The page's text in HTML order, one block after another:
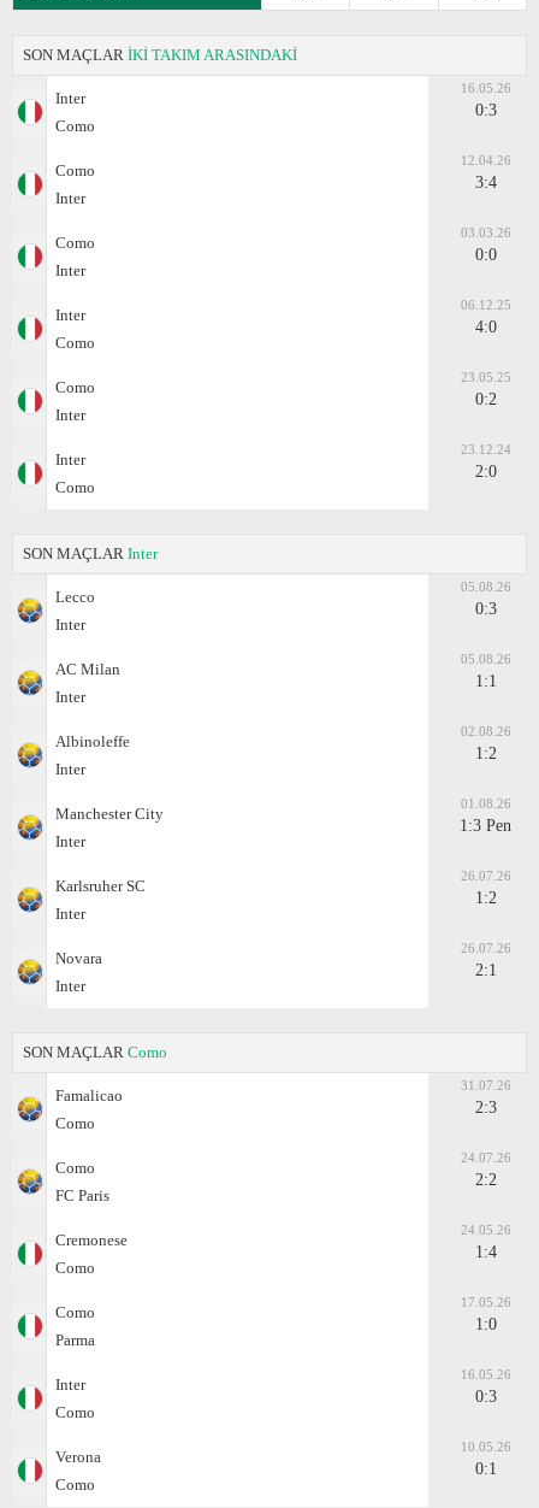
SON MAÇLAR İKİ TAKIM ARASINDAKİ
Inter
Como
16.05.26
0:3
Como
Inter
12.04.26
3:4
Como
Inter
03.03.26
0:0
Inter
Como
06.12.25
4:0
Como
Inter
23.05.25
0:2
Inter
Como
23.12.24
2:0
SON MAÇLAR Inter
Lecco
Inter
05.08.26
0:3
AC Milan
Inter
05.08.26
1:1
Albinoleffe
Inter
02.08.26
1:2
Manchester City
Inter
01.08.26
1:3 Pen
Karlsruher SC
Inter
26.07.26
1:2
Novara
Inter
26.07.26
2:1
SON MAÇLAR Como
Famalicao
Como
31.07.26
2:3
Como
FC Paris
24.07.26
2:2
Cremonese
Como
24.05.26
1:4
Como
Parma
17.05.26
1:0
Inter
Como
16.05.26
0:3
Verona
Como
10.05.26
0:1